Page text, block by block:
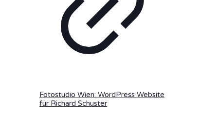
Fotostudio Wien: WordPress Website
für Richard Schuster